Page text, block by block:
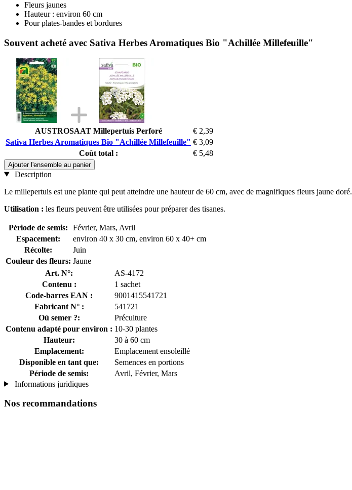
Fleurs jaunes
Hauteur : environ 60 cm
Pour plates-bandes et bordures
Souvent acheté avec Sativa Herbes Aromatiques Bio "Achillée Millefeuille"
AUSTROSAAT Millepertuis Perforé
€ 2,39
Sativa Herbes Aromatiques Bio "Achillée Millefeuille" € 3,09
Coût total :
€ 5,48
Ajouter l'ensemble au panier
Description
Le millepertuis est une plante qui peut atteindre une hauteur de 60 cm, avec de magnifiques fleurs jaune doré.
Utilisation : les fleurs peuvent être utilisées pour préparer des tisanes.
Période de semis:
Février, Mars, Avril
Espacement:
environ 40 x 30 cm, environ 60 x 40+ cm
Récolte:
Juin
Couleur des fleurs: Jaune
Art. N°:
AS-4172
Contenu :
1 sachet
Code-barres EAN :
9001415541721
Fabricant N° :
541721
Où semer ?:
Préculture
Contenu adapté pour environ : 10-30 plantes
Hauteur:
30 à 60 cm
Emplacement:
Emplacement ensoleillé
Disponible en tant que:
Semences en portions
Période de semis:
Avril, Février, Mars
Informations juridiques
Nos recommandations